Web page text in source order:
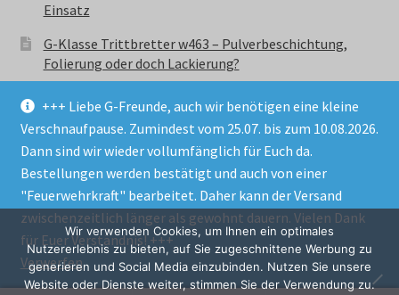
+++ Liebe G-Freunde, auch wir benötigen eine kleine
Verschnaufpause. Zumindest vom 25.07. bis zum 10.08.2026.
Dann sind wir wieder vollumfänglich für Euch da.
Bestellungen werden bestätigt und auch von einer
"Feuerwehrkraft" bearbeitet. Daher kann der Versand
zwischenzeitlich länger als gewohnt dauern. Vielen Dank
für Euer Verständnis! +++
Verwerfen
Einsatz
G-Klasse Trittbretter w463 – Pulverbeschichtung,
Folierung oder doch Lackierung?
© GParts24 - G-Klasse w463 Trittbretter, Felgen,
Ersatzteile & Zubebehör.
Datenschutzerklärung
Alle Preise inkl. der gesetzlichen MwSt.
Wir verwenden Cookies, um Ihnen ein optimales
Nutzererlebnis zu bieten, auf Sie zugeschnittene Werbung zu
generieren und Social Media einzubinden. Nutzen Sie unsere
Website oder Dienste weiter, stimmen Sie der Verwendung zu.